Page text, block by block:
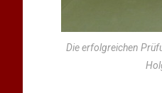
Die erfolgreichen